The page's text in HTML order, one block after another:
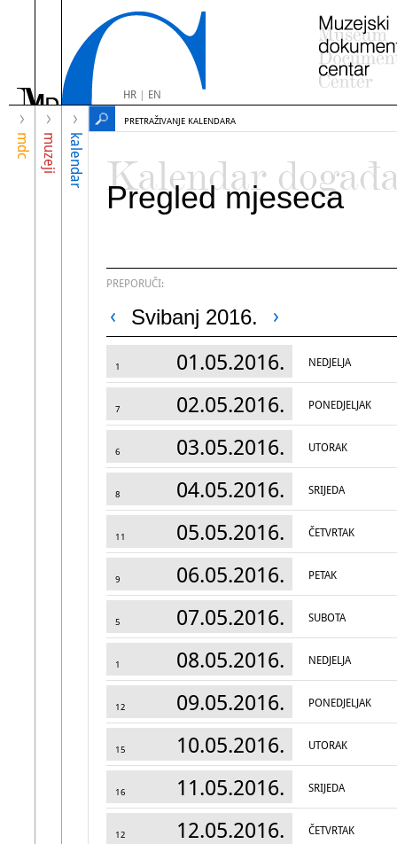
HR| EN
mdc muzeji kalendar
PRETRAŽIVANJE KALENDARA
Kalendar
Pregled mjeseca
PREPORUČI:
Svibanj 2016.
1 01.05.2016. NEDJELJA
7 02.05.2016. PONEDJELJAK
6 03.05.2016. UTORAK
8 04.05.2016. SRIJEDA
11 05.05.2016. ČETVRTAK
9 06.05.2016. PETAK
5 07.05.2016. SUBOTA
1 08.05.2016. NEDJELJA
12 09.05.2016. PONEDJELJAK
15 10.05.2016. UTORAK
16 11.05.2016. SRIJEDA
12 12.05.2016. ČETVRTAK